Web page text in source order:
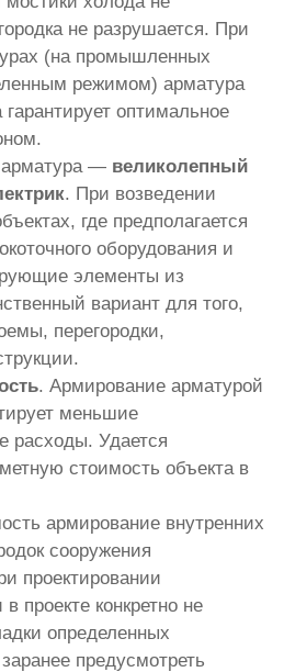
не разрушается. При
(на промышленных
режимом) арматура
гарантирует оптимальное
арматура — великолепный
. При возведении
где предполагается
оборудования и
элементы из
вариант для того,
перегородки,
. Армирование арматурой
меньшие
расходы. Удается
стоимость объекта в
армирование внутренних
сооружения
проектировании
проекте конкретно не
определенных
предусмотреть